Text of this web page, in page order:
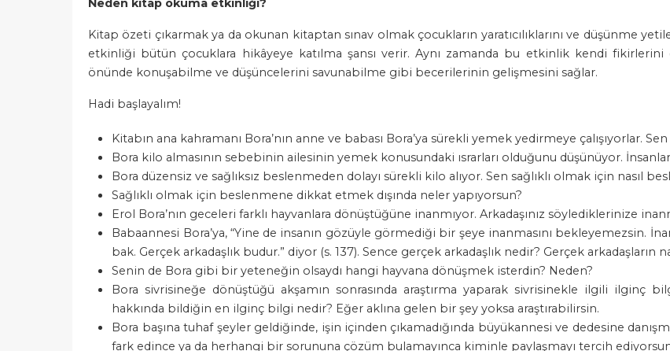
Neden kitap okuma etkinliği?
Kitap özeti çıkarmak ya da okunan kitaptan sınav olmak çocukların yaratıcılıklarını ve düşünme
etkinliği bütün çocuklara hikâyeye katılma şansı verir. Aynı zamanda bu etkinlik kendi
önünde konuşabilme ve düşüncelerini savunabilme gibi becerilerinin gelişmesini sağlar.
Hadi başlayalım!
Kitabın ana kahramanı Bora’nın anne ve babası Bora’ya sürekli yemek yedirmeye çalışıyorlar.
Bora kilo almasının sebebinin ailesinin yemek konusundaki ısrarları olduğunu düşünüyor.
Bora düzensiz ve sağlıksız beslenmeden dolayı sürekli kilo alıyor. Sen sağlıklı olmak için nasıl
Sağlıklı olmak için beslenmene dikkat etmek dışında neler yapıyorsun?
Erol Bora’nın geceleri farklı hayvanlara dönüştüğüne inanmıyor. Arkadaşınız söylediklerinize
Babaannesi Bora’ya, “Yine de insanın gözüyle görmediği bir şeye inanmasını bekleyemezsin.
bak. Gerçek arkadaşlık budur.” diyor (s. 137). Sence gerçek arkadaşlık nedir? Gerçek arkadaşların
Senin de Bora gibi bir yeteneğin olsaydı hangi hayvana dönüşmek isterdin? Neden?
Bora sivrisineğe dönüştüğü akşamın sonrasında araştırma yaparak sivrisinekle ilgili ilginç
hakkında bildiğin en ilginç bilgi nedir? Eğer aklına gelen bir şey yoksa araştırabilirsin.
Bora başına tuhaf şeyler geldiğinde, işin içinden çıkamadığında büyükannesi ve dedesine
fark edince ya da herhangi bir sorununa çözüm bulamayınca kiminle paylaşmayı tercih